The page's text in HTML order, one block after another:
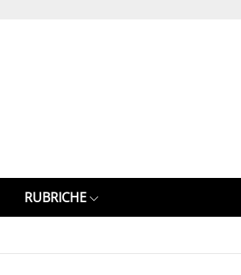
RUBRICHE